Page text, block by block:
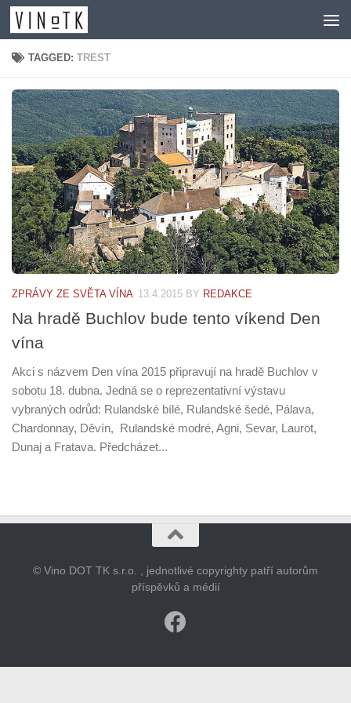
Skip to content
TAGGED:TREST
ZPRÁVY ZE SVĚTA VÍNA 13.4.2015 BY REDAKCE
Na hradě Buchlov bude tento víkend Den
vína
Akci s názvem Den vína 2015 připravují na hradě Buchlov v
sobotu 18. dubna. Jedná se o reprezentativní výstavu
vybraných odrůd: Rulandské bílé, Rulandské šedé, Pálava,
Chardonnay, Děvín, Rulandské modré, Agni, Sevar, Laurot,
Dunaj a Fratava. Předcházet...
© Vino DOT TK s.r.o. , jednotlivé copyrighty patří autorům
příspěvků a médií